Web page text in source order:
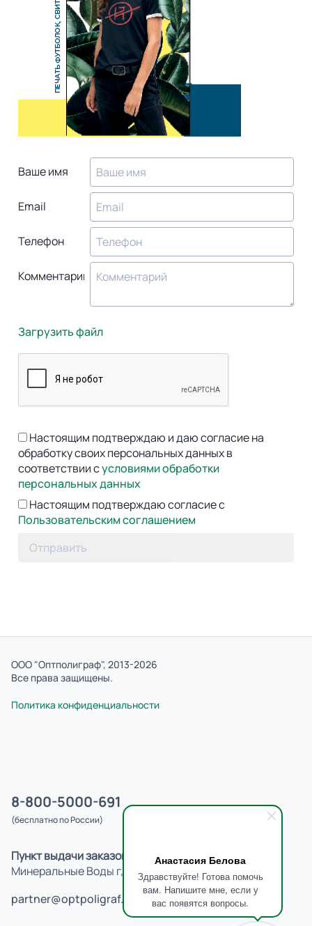
Анастасия Белова
Здравствуйте! Готова помочь
вам. Напишите мне, если у
вас появятся вопросы.
Ваше имя
Email
Телефон
Комментарий
Загрузить файл
Настоящим подтверждаю и даю согласие на
обработку своих персональных данных в
соответствии сусловиями обработки
персональных данных
Настоящим подтверждаю согласие с
Пользовательским соглашением
Отправить
ООО "Оптполиграф", 2013-2026
Все права защищены.
Политика конфиденциальности
8-800-5000-691
(бесплатно по России)
Пункт выдачи заказов:
Минеральные Воды г, Карла Либкнехта ул, д.4
partner@optpoligraf.ru